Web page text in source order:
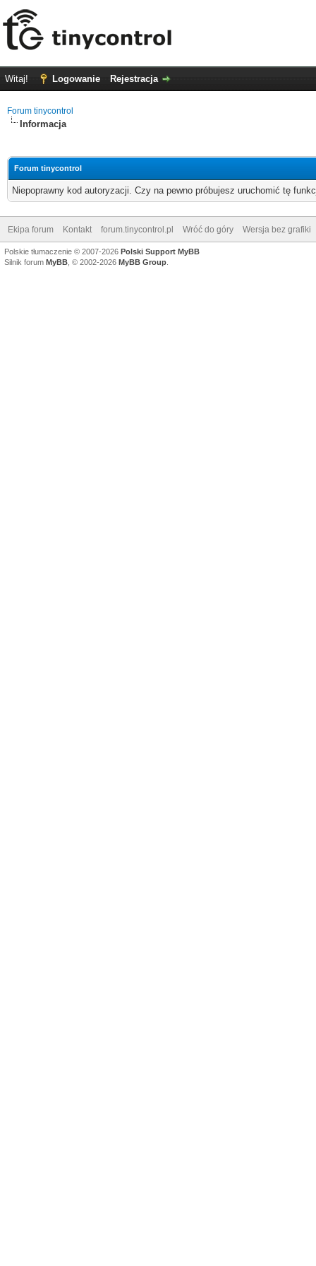
Witaj! Logowanie Rejestracja
Forum tinycontrol
Informacja
Forum tinycontrol
Niepoprawny kod autoryzacji. Czy na pewno próbujesz uruchomić tę
Ekipa forum Kontakt forum.tinycontrol.pl Wróć do góry Wersja bez grafiki
Polskie tłumaczenie © 2007-2026 Polski Support MyBB
Silnik forum MyBB , © 2002-2026 MyBB Group